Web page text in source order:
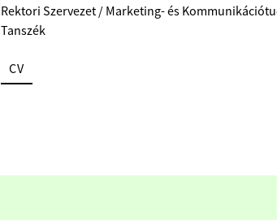
Rektori Szervezet / Marketing- és
Tanszék
CV